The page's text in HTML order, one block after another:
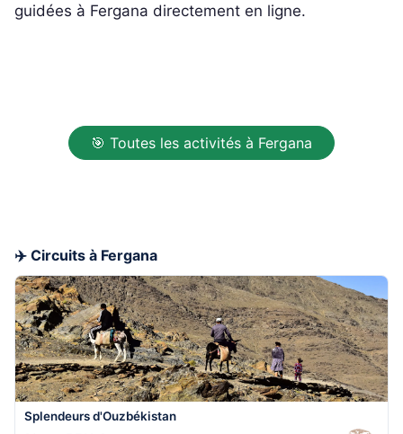
guidées à Fergana directement en ligne.
🎯 Toutes les activités à Fergana
✈️ Circuits à Fergana
Splendeurs d'Ouzbékistan